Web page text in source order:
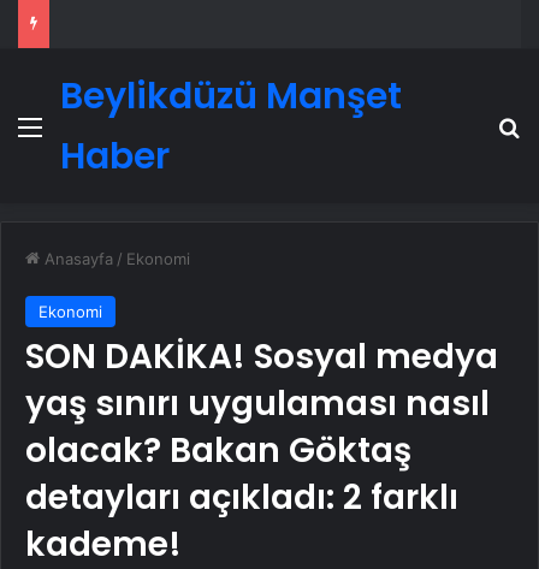
Menü
Beylikdüzü Manşet
Haber
Anasayfa / Ekonomi
Ekonomi
SON DAKİKA! Sosyal medya
yaş sınırı uygulaması nasıl
olacak? Bakan Göktaş
detayları açıkladı: 2 farklı
kademe!